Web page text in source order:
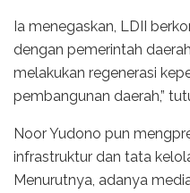
Ia menegaskan, LDII
dengan pemerintah
melakukan regenerasi
pembangunan daerah,”
Noor Yudono pun
infrastruktur dan tata
Menurutnya, adanya